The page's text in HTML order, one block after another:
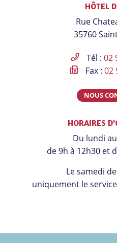
compte
Facebook
le
HÔTEL
Rue
35760
Tél : 02
Fax : 02
NOUS
HORAIRES
Du lundi
de 9h à 12h30 et
Le samedi
uniquement le service